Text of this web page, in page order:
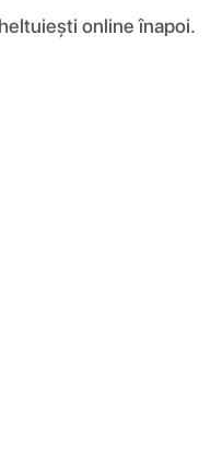
online înapoi.